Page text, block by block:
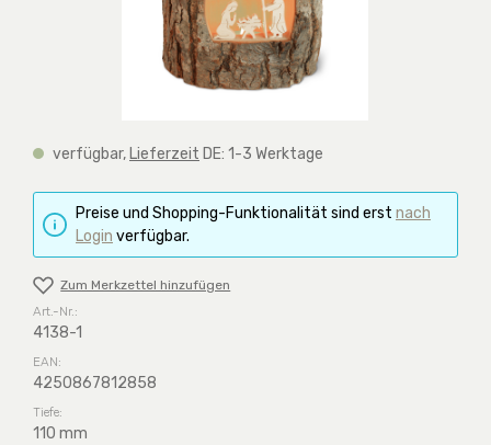
verfügbar, Lieferzeit DE: 1-3 Werktage
Preise und Shopping-Funktionalität sind erst nach
Login verfügbar.
Zum Merkzettel hinzufügen
Art.-Nr.:
4138-1
EAN:
4250867812858
Tiefe:
110 mm